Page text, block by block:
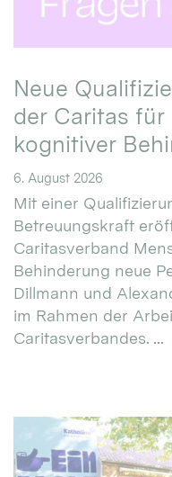
Neue
der Caritas
kognitiver
6. August 2026
Mit einer
Betreuungskraft
Caritasverband
Behinderung neue
Dillmann und
im Rahmen der
Caritasverbandes. ...